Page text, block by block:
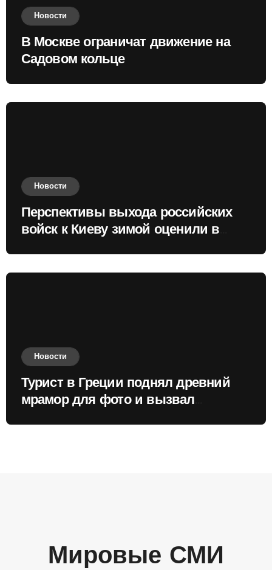
Новости
В Москве ограничат движение на
Садовом кольце
Новости
Перспективы выхода российских
войск к Киеву зимой оценили в
Новости
Турист в Греции поднял древний
мрамор для фото и вызвал
Мировые СМИ